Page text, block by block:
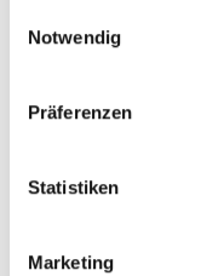
gesammelt haben.
Notwendig
Präferenzen
Statistiken
Marketing
Schulstraße 1